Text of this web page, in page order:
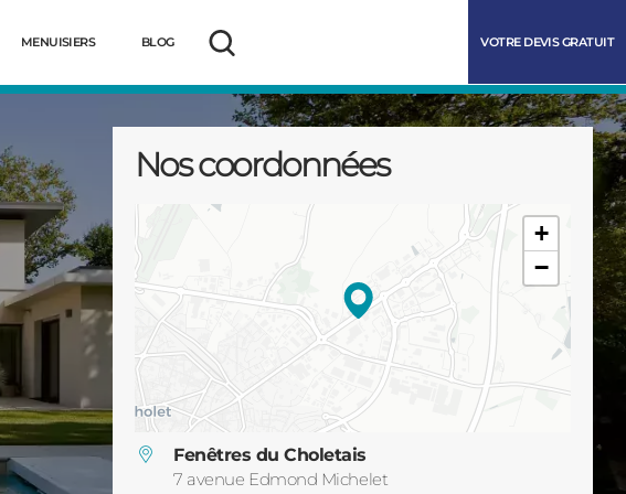
Démarrer
MENUISIERS BLOG
Rechercher
VOTRE DEVIS GRATUIT
Nos coordonnées
+
−
Fenêtres du Choletais
7 avenue Edmond Michelet